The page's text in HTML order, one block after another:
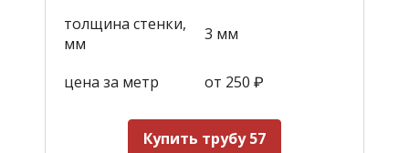
толщина стенки,
мм
3 мм
цена за метр от 250 ₽
Купить трубу 57